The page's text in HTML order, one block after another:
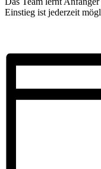
Einstieg ist jederzeit